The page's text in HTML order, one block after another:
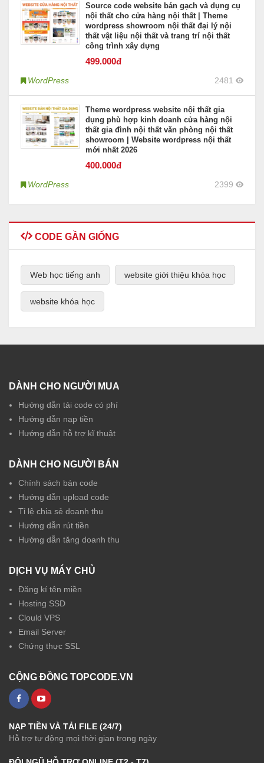
Source code website bán gạch và dụng cụ
nội thất cho cửa hàng nội thất | Theme
wordpress showroom nội thất đại lý nội
thất vật liệu nội thất và trang trí nội thất
công trình xây dựng
499.000đ
WordPress 2481
Theme wordpress website nội thất gia
dụng phù hợp kinh doanh cửa hàng nội
thất gia đình nội thất văn phòng nội thất
showroom | Website wordpress nội thất
mới nhất 2026
400.000đ
WordPress 2399
CODE GẦN GIỐNG
Web học tiếng anh website giới thiệu khóa học
website khóa học
DÀNH CHO NGƯỜI MUA
Hướng dẫn tải code có phí
Hướng dẫn nạp tiền
Hướng dẫn hỗ trợ kĩ thuật
DÀNH CHO NGƯỜI BÁN
Chính sách bán code
Hướng dẫn upload code
Tỉ lệ chia sẻ doanh thu
Hướng dẫn rút tiền
Hướng dẫn tăng doanh thu
DỊCH VỤ MÁY CHỦ
Đăng kí tên miền
Hosting SSD
Clould VPS
Email Server
Chứng thực SSL
CỘNG ĐỒNG TOPCODE.VN
NẠP TIỀN VÀ TẢI FILE (24/7)
Hỗ trợ tự động mọi thời gian trong ngày